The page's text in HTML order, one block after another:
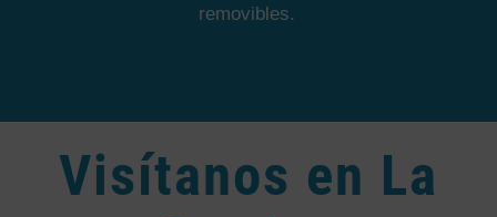
removibles.
Visítanos en La